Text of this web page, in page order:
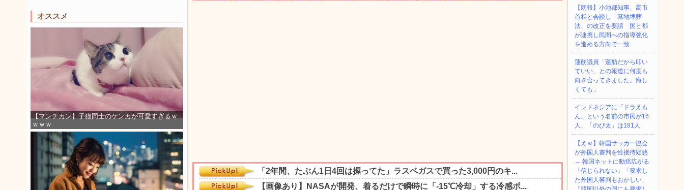
オススメ
【マンチカン】子猫同士のケンカが可愛すぎるｗ
ｗｗｗ
【朗報】小池都知事、高市
首相と会談し「墓地埋葬
法」の改正を要請 国と都
が連携し民間への指導強化
を進める方向で一致
蓮舫議員「蓮舫だから叩い
ていい、との報道に何度も
向き合ってきました。悔し
くても」
インドネシアに「ドラえも
ん」という名前の市民が16
人、「のび太」は181人
【えｗ】韓国サッカー協会
が外国人審判を性接待疑惑
→ 韓国ネットに動揺広がる
「信じられない」「要求し
た外国人審判もおかしい」